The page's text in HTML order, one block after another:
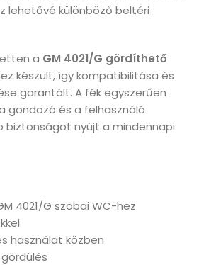
lehetővé különböző beltéri
a GM 4021/G gördíthető
készült, így kompatibilitása és
garantált. A fék egyszerűen
gondozó és a felhasználó
biztonságot nyújt a mindennapi
4021/G szobai WC-hez
használat közben